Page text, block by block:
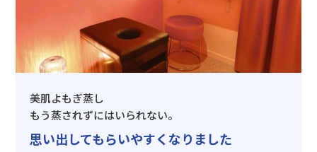
美肌よもぎ蒸し
もう蒸されずにはいられない。
思い出してもらいやすくなりました